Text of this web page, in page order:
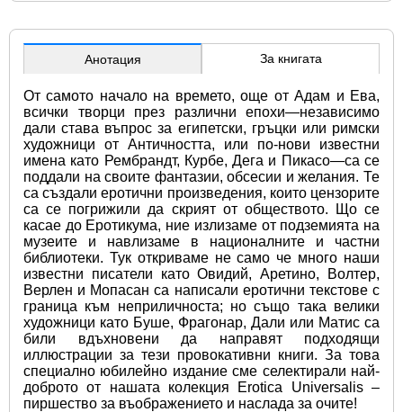
Анотация За книгата
От самото начало на времето, още от Адам и Ева,
всички творци през различни епохи—независимо
дали става въпрос за египетски, гръцки или римски
художници от Античността, или по-нови известни
имена като Рембрандт, Курбе, Дега и Пикасо—са се
поддали на своите фантазии, обсесии и желания. Те
са създали еротични произведения, които цензорите
са се погрижили да скрият от обществото. Що се
касае до Еротикумa, ние излизаме от подземията на
музеите и навлизаме в националните и частни
библиотеки. Тук откриваме не само че много наши
известни писатели като Овидий, Аретино, Волтер,
Верлен и Мопасан са написали еротични текстове с
граница към неприличноста; но също така велики
художници като Буше, Фрагонар, Дали или Матис са
били вдъхновени да направят подходящи
иллюстрации за тези провокативни книги. За това
специално юбилейно издание сме селектирали най-
доброто от нашата колекция Erotica Universalis –
пиршество за въображението и наслада за очите!